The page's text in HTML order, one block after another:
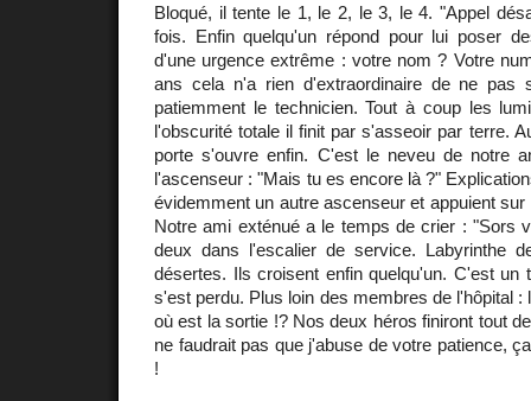
Bloqué, il tente le 1, le 2, le 3, le 4. "Appel
fois. Enfin quelqu'un répond pour lui poser
d'une urgence extrême : votre nom ? Votre
ans cela n'a rien d'extraordinaire de ne pas
patiemment le technicien. Tout à coup les
l'obscurité totale il finit par s'asseoir par terre.
porte s'ouvre enfin. C'est le neveu de notre
l'ascenseur : "Mais tu es encore là ?"
évidemment un autre ascenseur et appuient
Notre ami exténué a le temps de crier : "Sors
deux dans l'escalier de service. Labyrinthe
désertes. Ils croisent enfin quelqu'un. C'est un
s'est perdu. Plus loin des membres de l'hôpital :
où est la sortie !? Nos deux héros finiront tout
ne faudrait pas que j'abuse de votre patience,
!